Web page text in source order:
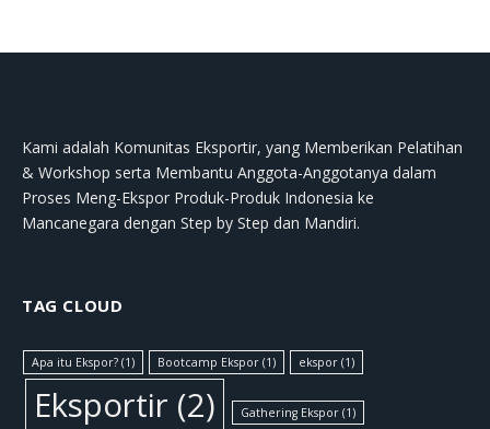
Kami adalah Komunitas Eksportir, yang Memberikan Pelatihan
& Workshop serta Membantu Anggota-Anggotanya dalam
Proses Meng-Ekspor Produk-Produk Indonesia ke
Mancanegara dengan Step by Step dan Mandiri.
TAG CLOUD
Apa itu Ekspor? (1) Bootcamp Ekspor (1) ekspor (1)
Eksportir (2) Gathering Ekspor(1)